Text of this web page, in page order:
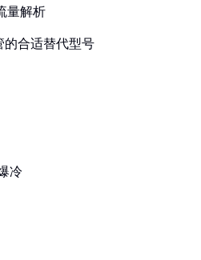
量解析
的合适替代型号
冷